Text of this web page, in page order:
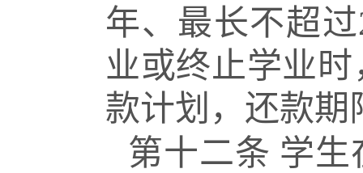
年、最长不超
业或终止学业时
款计划，还款期
第十二条 学生